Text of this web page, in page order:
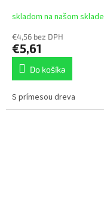
skladom na našom sklade
€4,56 bez DPH
€5,61
Do košíka
S prímesou dreva